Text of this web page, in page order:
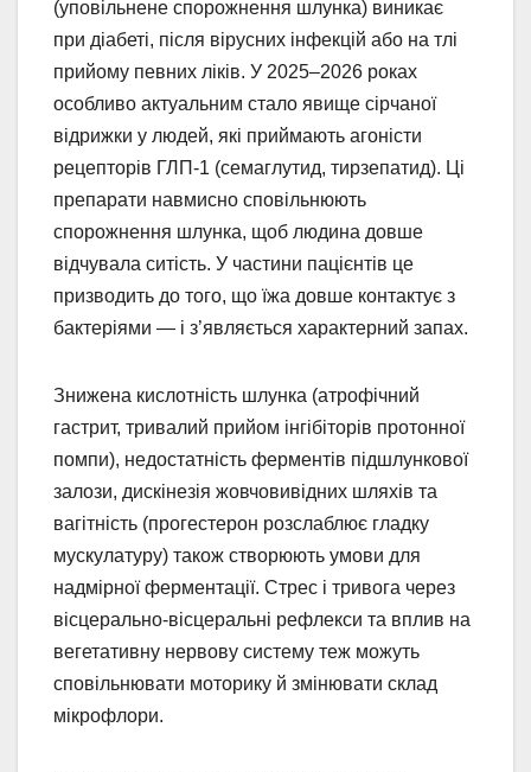
(уповільнене спорожнення шлунка) виникає
при діабеті, після вірусних інфекцій або на тлі
прийому певних ліків. У 2025–2026 роках
особливо актуальним стало явище сірчаної
відрижки у людей, які приймають агоністи
рецепторів ГЛП-1 (семаглутид, тирзепатид). Ці
препарати навмисно сповільнюють
спорожнення шлунка, щоб людина довше
відчувала ситість. У частини пацієнтів це
призводить до того, що їжа довше контактує з
бактеріями — і з’являється характерний запах.
Знижена кислотність шлунка (атрофічний
гастрит, тривалий прийом інгібіторів протонної
помпи), недостатність ферментів підшлункової
залози, дискінезія жовчовивідних шляхів та
вагітність (прогестерон розслаблює гладку
мускулатуру) також створюють умови для
надмірної ферментації. Стрес і тривога через
вісцерально-вісцеральні рефлекси та вплив на
вегетативну нервову систему теж можуть
сповільнювати моторику й змінювати склад
мікрофлори.